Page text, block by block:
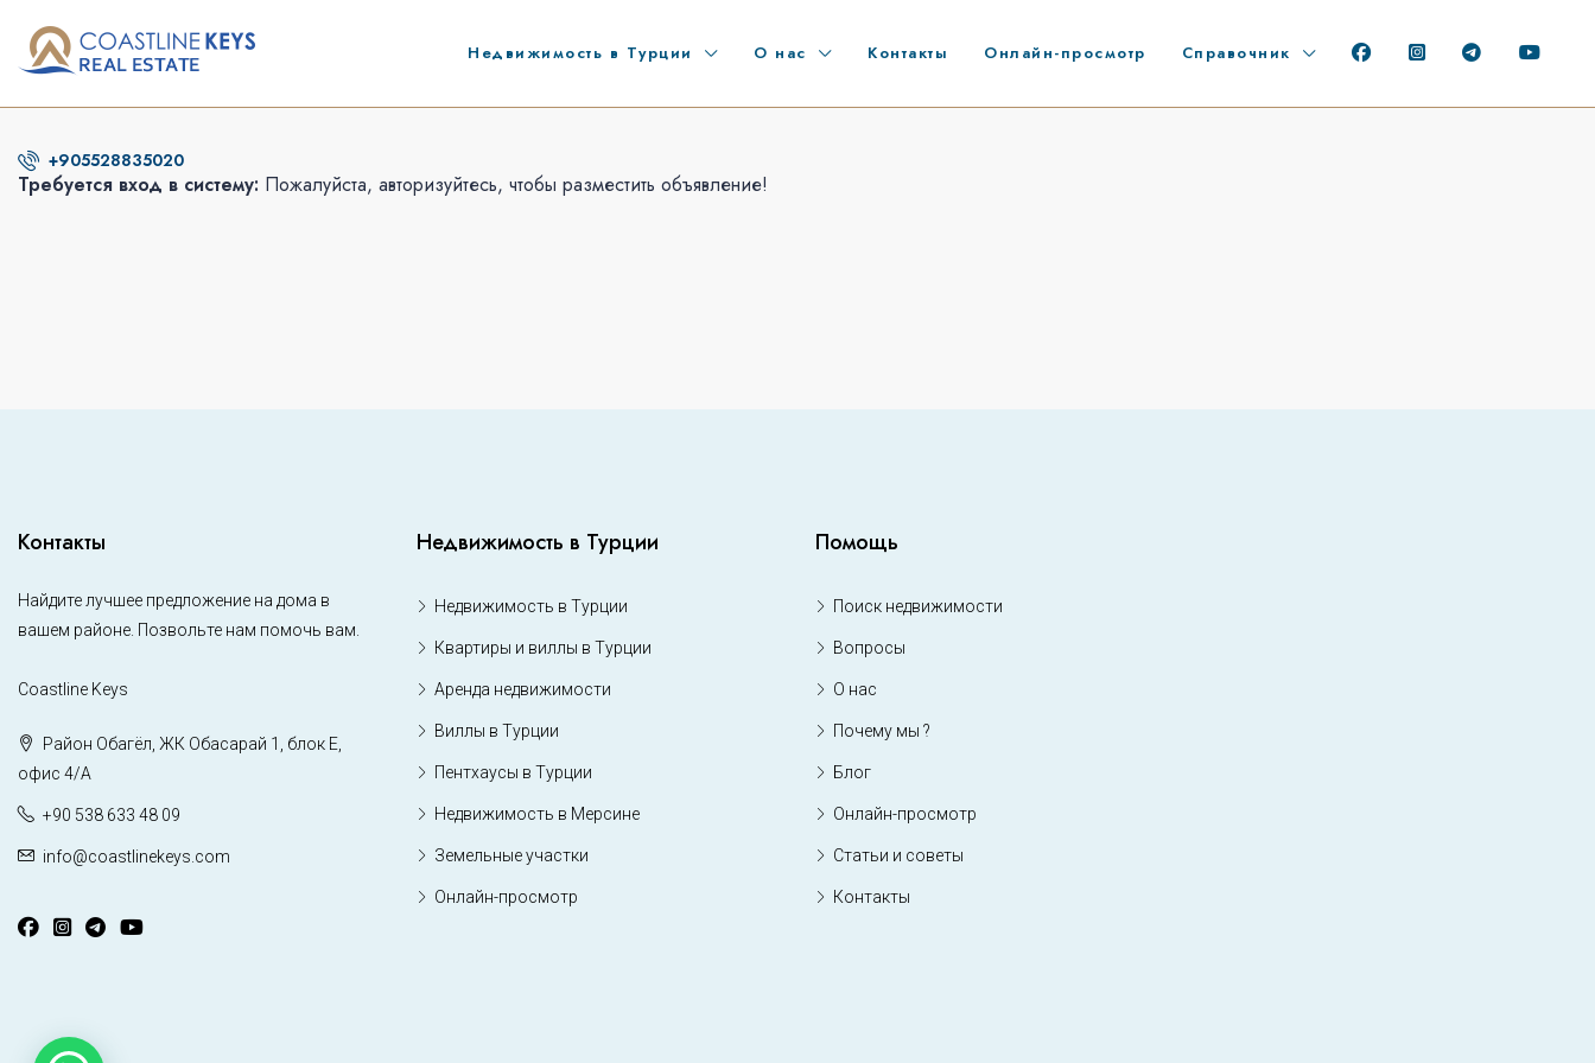
Недвижимость в Турции О нас Контакты Онлайн-просмотр Справочник
+905528835020
Требуется вход в систему: Пожалуйста, авторизуйтесь, чтобы разместить объявление!
Контакты
Найдите лучшее предложение на дома в
вашем районе. Позвольте нам помочь вам.
Coastline Keys
Район Обагёл, ЖК Обасарай 1, блок Е,
офис 4/А
+90 538 633 48 09
info@coastlinekeys.com
Недвижимость в Турции
Недвижимость в Турции
Квартиры и виллы в Турции
Аренда недвижимости
Виллы в Турции
Пентхаусы в Турции
Недвижимость в Мерсине
Земельные участки
Онлайн-просмотр
Помощь
Поиск недвижимости
Вопросы
О нас
Почему мы ?
Блог
Онлайн-просмотр
Статьи и советы
Контакты